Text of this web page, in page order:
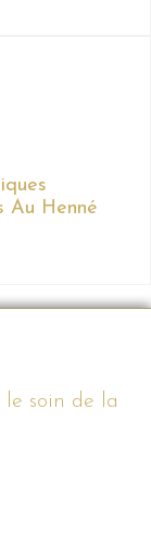
Au Henné
soin de la